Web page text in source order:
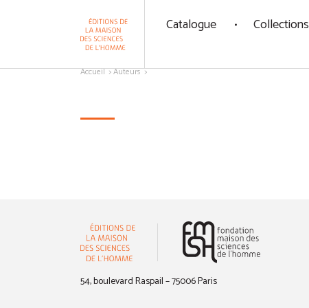
Catalogue Collections
Accueil Auteurs
54, boulevard Raspail – 75006 Paris